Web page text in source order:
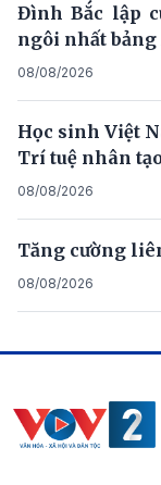
Đình Bắc lập
ngôi nhất bảng
08/08/2026
Học sinh Việt
Trí tuệ nhân
08/08/2026
Tăng cường
08/08/2026